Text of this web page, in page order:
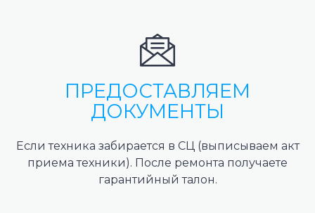
ПРЕДОСТАВЛЯЕМ
ДОКУМЕНТЫ
Если техника забирается в СЦ (выписываем акт
приема техники). После ремонта получаете
гарантийный талон.